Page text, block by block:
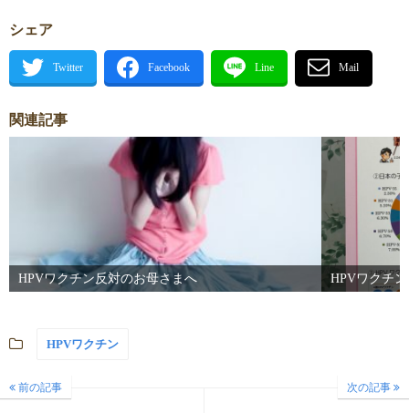
シェア
関連記事
HPVワクチン反対のお母さまへ HPVワクチ
HPVワクチン
前の記事 次の記事